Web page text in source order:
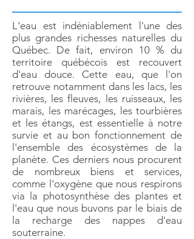
L'eau est indéniablement l'une des
plus grandes richesses naturelles du
Québec. De fait, environ 10 % du
territoire québécois est recouvert
d'eau douce. Cette eau, que l'on
retrouve notamment dans les lacs, les
rivières, les fleuves, les ruisseaux, les
marais, les marécages, les tourbières
et les étangs, est essentielle à notre
survie et au bon fonctionnement de
l'ensemble des écosystèmes de la
planète. Ces derniers nous procurent
de nombreux biens et services,
comme l'oxygène que nous respirons
via la photosynthèse des plantes et
l'eau que nous buvons par le biais de
la recharge des nappes d'eau
souterraine.